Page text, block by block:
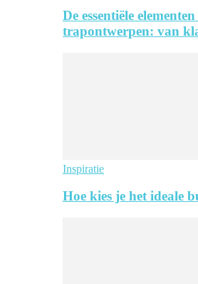
De essentiële
trapontwerpen: van
Inspiratie
Hoe kies je het ideale